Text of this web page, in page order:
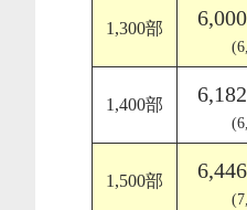
1,300部
1,400部
1,500部